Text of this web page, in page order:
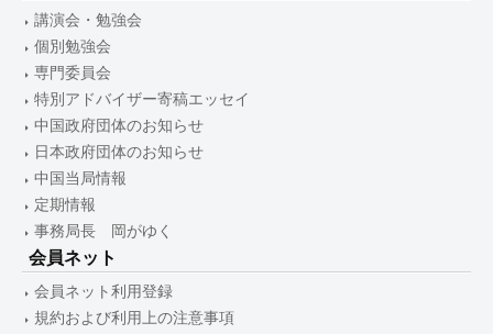
講演会・勉強会
個別勉強会
専門委員会
特別アドバイザー寄稿エッセイ
中国政府団体のお知らせ
日本政府団体のお知らせ
中国当局情報
定期情報
事務局長 岡がゆく
会員ネット
会員ネット利用登録
規約および利用上の注意事項